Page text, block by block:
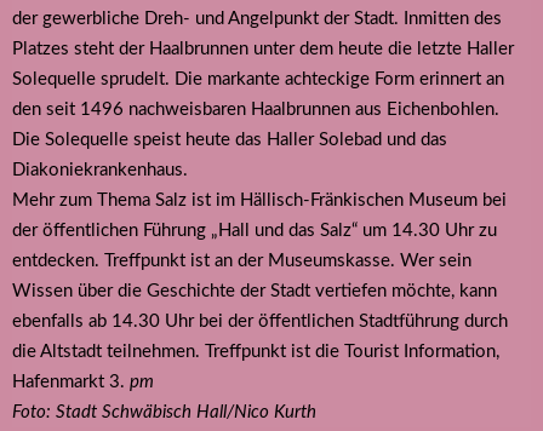
der gewerbliche Dreh- und Angelpunkt der Stadt. Inmitten des
Platzes steht der Haalbrunnen unter dem heute die letzte Haller
Solequelle sprudelt. Die markante achteckige Form erinnert an
den seit 1496 nachweisbaren Haalbrunnen aus Eichenbohlen.
Die Solequelle speist heute das Haller Solebad und das
Diakoniekrankenhaus.
Mehr zum Thema Salz ist im Hällisch-Fränkischen Museum bei
der öffentlichen Führung „Hall und das Salz“ um 14.30 Uhr zu
entdecken. Treffpunkt ist an der Museumskasse. Wer sein
Wissen über die Geschichte der Stadt vertiefen möchte, kann
ebenfalls ab 14.30 Uhr bei der öffentlichen Stadtführung durch
die Altstadt teilnehmen. Treffpunkt ist die Tourist Information,
Hafenmarkt 3. pm
Foto: Stadt Schwäbisch Hall/Nico Kurth